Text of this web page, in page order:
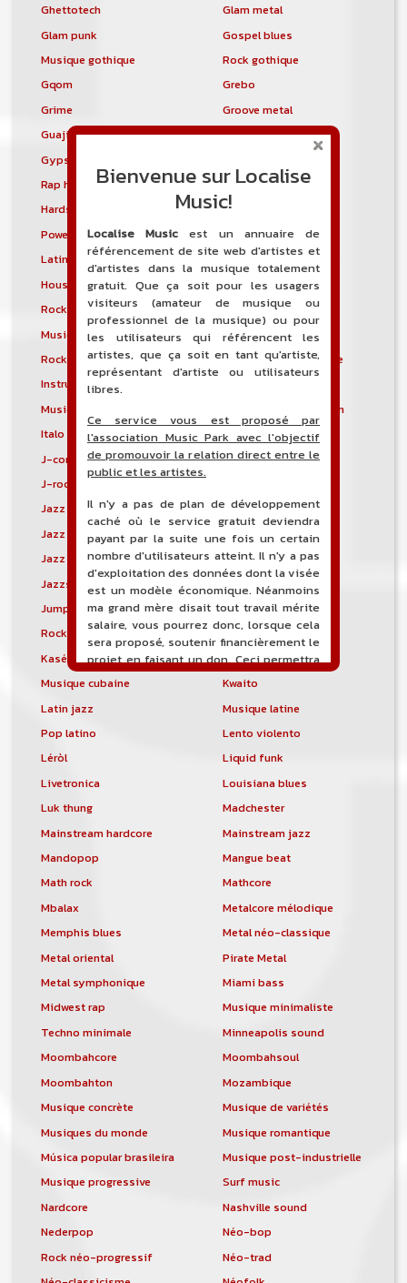
Ghettotech
Glam metal
Glam punk
Gospel blues
Musique gothique
Rock gothique
Gqom
Grebo
Grime
Groove metal
Guajira
Guaracha
Gypsy punk
Rap hardcore
Industrial hardcore
Hardstep
Hardstyle
Power noise
Heavenly voices
Latin metal
Musique hindoustanie
House progressive
Tropical house
Rock indépendant
Indietronica
Musique industrielle
Metal industriel
Rock industriel
Musique instrumentale
Instrumental
Musique irlandaise
Rock progressif italien
Italo Disco
Italo house
J-core
J-pop
J-rock
Jazz blues
Jazz modal
Jazz Nouvelle-Orléans
Jazz punk
Jazz vocal
Jazz-funk
Jazzstep
Jersey club
Jump blues
Jump-up
Rock canadien
Kansas City blues
Kasékò
Kizomba
Musique cubaine
Kwaito
Latin jazz
Musique latine
Pop latino
Lento violento
Léròl
Liquid funk
Livetronica
Louisiana blues
Luk thung
Madchester
Mainstream hardcore
Mainstream jazz
Mandopop
Mangue beat
Math rock
Mathcore
Mbalax
Metalcore mélodique
Memphis blues
Metal néo-classique
Metal oriental
Pirate Metal
Metal symphonique
Miami bass
Midwest rap
Musique minimaliste
Techno minimale
Minneapolis sound
Moombahcore
Moombahsoul
Moombahton
Mozambique
Musique concrète
Musique de variétés
Musiques du monde
Musique romantique
Música popular brasileira
Musique post-industrielle
Musique progressive
Surf music
Nardcore
Nashville sound
Nederpop
Néo-bop
Rock néo-progressif
Néo-trad
Bienvenue sur Localise
Music!
Localise Music est un annuaire de
référencement de site web d'artistes et
d'artistes dans la musique totalement
gratuit. Que ça soit pour les usagers
visiteurs (amateur de musique ou
professionnel de la musique) ou pour
les utilisateurs qui référencent les
artistes, que ça soit en tant qu'artiste,
représentant d'artiste ou utilisateurs
libres.
Ce service vous est proposé par
l'association Music Park avec l'objectif
de promouvoir la relation direct entre le
public et les artistes.
Il n'y a pas de plan de développement
caché où le service gratuit deviendra
payant par la suite une fois un certain
nombre d'utilisateurs atteint. Il n'y a pas
d'exploitation des données dont la visée
est un modèle économique. Néanmoins
ma grand mère disait tout travail mérite
salaire, vous pourrez donc, lorsque cela
sera proposé, soutenir financièrement le
projet en faisant un don. Ceci permettra
de financer l'hébergement, le nom de
de développement du site, et peut-être
une campagne de communication. Il va
comptabilité sera totalement publique
visible directement sur le site.
Un nouveau service de petites annonces
pour musicien vous est proposé sur le
site. Ce service permet, lorsque vous
êtes musiciens ou un groupe, un
orchestre, DJ, etc... de chercher un/des